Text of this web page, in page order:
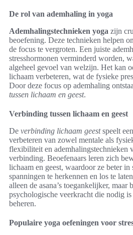
De rol van ademhaling in yoga
Ademhalingstechnieken yoga zijn
beoefening. Deze technieken helpen
de focus te vergroten. Een juiste
stresshormonen verminderd worden,
algeheel gevoel van welzijn. Het kan
lichaam verbeteren, wat de fysieke
Door deze focus op ademhaling
tussen lichaam en geest.
Verbinding tussen lichaam en geest
De verbinding lichaam geestspeelt
verbeteren van zowel mentale als
flexibiliteit en ademhalingstechnieken
verbinding. Beoefenaars leren zich
lichaam en geest, waardoor ze beter
spanningen te herkennen en los te
alleen de asana’s toegankelijker, maar
psychologische veerkracht die nodig
beheren.
Populaire yoga oefeningen voor